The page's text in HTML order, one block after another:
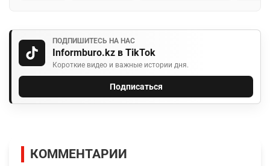
ПОДПИШИТЕСЬ НА НАС
Informburo.kz в TikTok
Подписаться